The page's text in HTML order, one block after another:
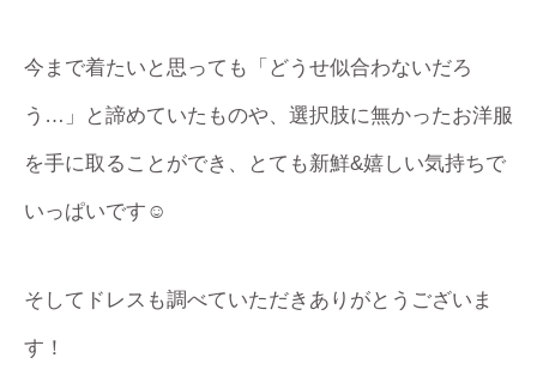
今まで着たいと思っても「どうせ似合わないだろ
う…」と諦めていたものや、選択肢に無かったお洋服
を手に取ることができ、とても新鮮&嬉しい気持ちで
いっぱいです☺️
そしてドレスも調べていただきありがとうございま
す！